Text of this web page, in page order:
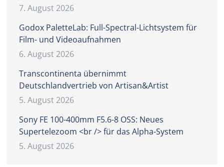
7. August 2026
Godox PaletteLab: Full-Spectral-Lichtsystem für
Film- und Videoaufnahmen
6. August 2026
Transcontinenta übernimmt
Deutschlandvertrieb von Artisan&Artist
5. August 2026
Sony FE 100-400mm F5.6-8 OSS: Neues
Supertelezoom <br /> für das Alpha-System
5. August 2026